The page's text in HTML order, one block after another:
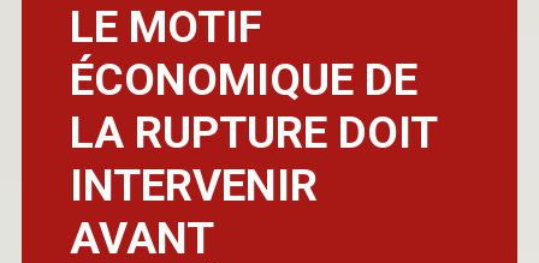
LE MOTIF
ÉCONOMIQUE DE
LA RUPTURE DOIT
INTERVENIR
AVANT